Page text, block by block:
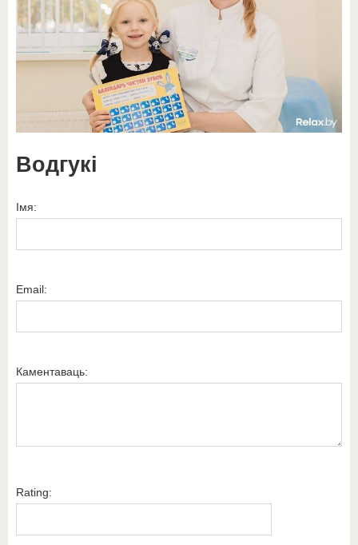
Водгукі
Імя:
Email:
Каментаваць:
Rating: